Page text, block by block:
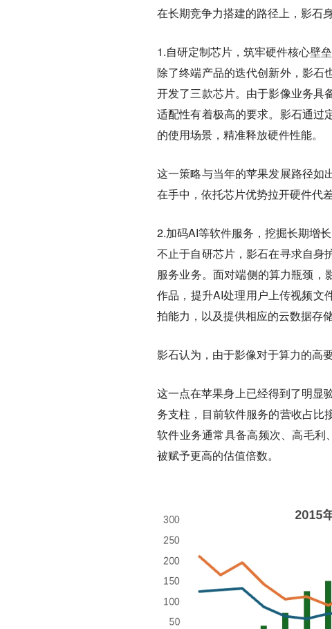
在长期竞争力搭建的路径上，影石
1.自研定制芯片，筑牢硬件核心壁
除了终端产品的迭代创新外，影石
开发了三款芯片。由于影像业务具
适配性有着极高的要求。影石通过
的使用场景，精准释放硬件性能。
这一策略与当年的苹果发展路径如
在手中，依托芯片优势拉开硬件代
2.加码AI等软件服务，挖掘长期增
不止于自研芯片，影石在寻求自身
服务业务。面对端侧的算力瓶颈，
作品，提升AI处理用户上传视频文
拍能力，以及提供相应的云数据存
影石认为，由于影像对于算力的高
这一点在苹果身上已经得到了明显
务支柱，目前软件服务的营收占比
软件业务通常具备高频次、高毛利
被赋予更高的估值倍数。